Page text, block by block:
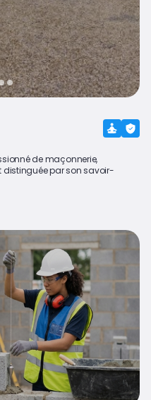
de maçonnerie,
distinguée par son savoir-